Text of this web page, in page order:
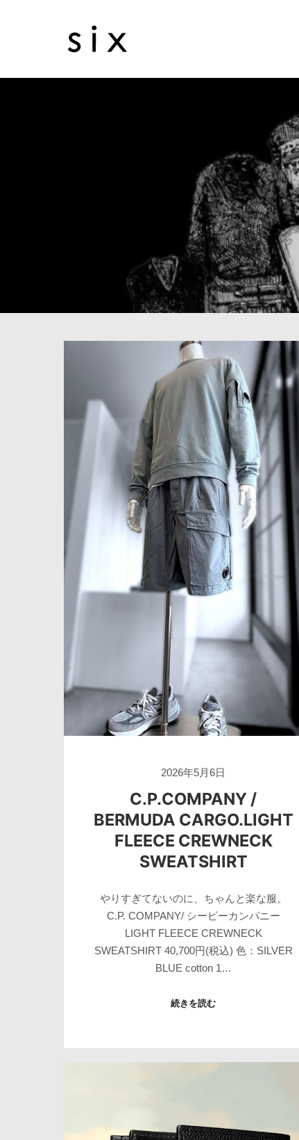
2026年5月6日
C.P.COMPANY /
BERMUDA CARGO.LIGHT
FLEECE CREWNECK
SWEATSHIRT
やりすぎてないのに、ちゃんと楽な服。
C.P. COMPANY/ シーピーカンパニー
LIGHT FLEECE CREWNECK
SWEATSHIRT 40,700円(税込) 色：SILVER
BLUE cotton 1…
続きを読む